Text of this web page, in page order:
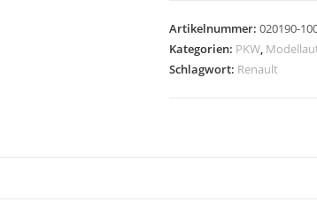
Artikelnummer: 020190-
Kategorien: PKW,
Schlagwort: Renault